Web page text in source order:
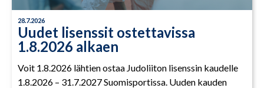
28.7.2026
Uudet lisenssit ostettavissa
1.8.2026 alkaen
Voit 1.8.2026 lähtien ostaa Judoliiton lisenssin kaudelle
1.8.2026 – 31.7.2027 Suomisportissa. Uuden kauden